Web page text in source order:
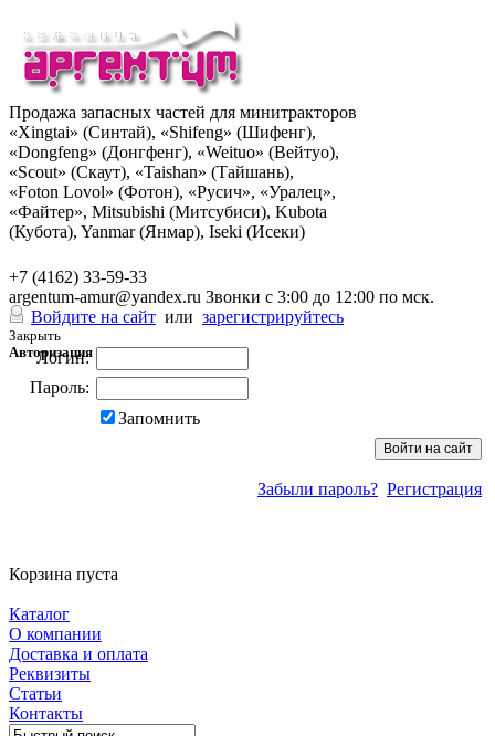
Продажа запасных частей для минитракторов
«Xingtai» (Синтай), «Shifeng» (Шифенг),
«Dongfeng» (Донгфенг), «Weituo» (Вейтуо),
«Scout» (Скаут), «Taishan» (Тайшань),
«Foton Lovol» (Фотон), «Русич», «Уралец»,
«Файтер», Mitsubishi (Митсубиси), Kubota
(Кубота), Yanmar (Янмар), Iseki (Исеки)
+7 (4162) 33-59-33
argentum-amur@yandex.ru Звонки с 3:00 до 12:00 по мск.
Войдите на сайт или зарегистрируйтесь
Закрыть
Авторизация
Логин:
Пароль:
Запомнить
Забыли пароль? Регистрация
Корзина пуста
Каталог
О компании
Доставка и оплата
Реквизиты
Статьи
Контакты